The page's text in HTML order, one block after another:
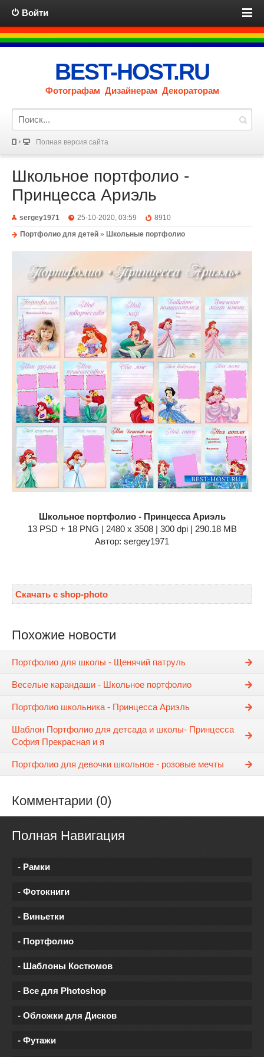
Войти
BEST-HOST.RU
Фотографам Дизайнерам Декораторам
Полная версия сайта
Школьное портфолио -
Принцесса Ариэль
sergey1971 25-10-2020, 03:59
8910
Портфолио для детей » Школьные портфолио
Школьное портфолио - Принцесса Ариэль
13 PSD + 18 PNG | 2480 x 3508 | 300 dpi | 290.18 MB
Автор: sergey1971
Скачать с shop-photo
Похожие новости
Портфолио для школы - Щенячий патруль
Веселые карандаши - Школьное портфолио
Портфолио школьника - Принцесса Ариэль
Шаблон Портфолио для детсада и школы- Принцесса
София Прекрасная и я
Портфолио для девочки школьное - розовые мечты
Комментарии (0)
Полная Навигация
- Рамки
- Фотокниги
- Виньетки
- Портфолио
- Шаблоны Костюмов
- Все для Photoshop
- Обложки для Дисков
- Футажи